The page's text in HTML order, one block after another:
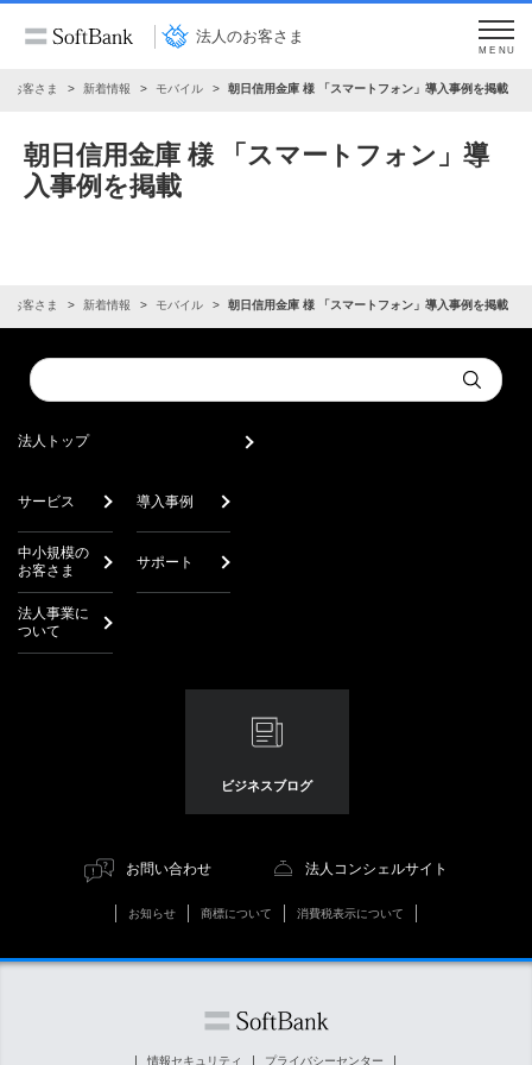
法人のお客さま
MENU
お客さま 新着情報 モバイル 朝日信用金庫 様 「スマートフォン」導入事例を掲載
朝日信用金庫 様 「スマートフォン」導
入事例を掲載
お客さま 新着情報 モバイル 朝日信用金庫 様 「スマートフォン」導入事例を掲載
Conduct
a
Submit
法人トップ
サービス 導入事例
中小規模の
お客さま
サポート
法人事業に
ついて
ビジネスブログ
お問い合わせ 法人コンシェルサイト
お知らせ 商標について 消費税表示について
情報セキュリティ プライバシーセンター